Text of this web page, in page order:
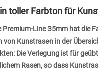
toller Farbton für
Premium-Line 35mm hat die
von Kunstrasen in der
Die Verlegung ist für
Rasen, so dass